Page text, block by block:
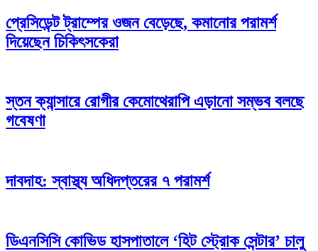
প্রেসিডেন্ট ট্রাম্পের ওজন বেড়েছে, কমানোর পরামর্শ
দিয়েছেন চিকিৎসকেরা
স্তন ক্যান্সারে রোগীর কেমোথেরাপি এড়ানো সম্ভব বলছে
গবেষণা
দাবদাহ: স্বাস্থ্য অধিদপ্তরের ৭ পরামর্শ
ডিএনসিসি কোভিড হাসপাতালে ‘হিট স্ট্রোক সেন্টার’ চালু